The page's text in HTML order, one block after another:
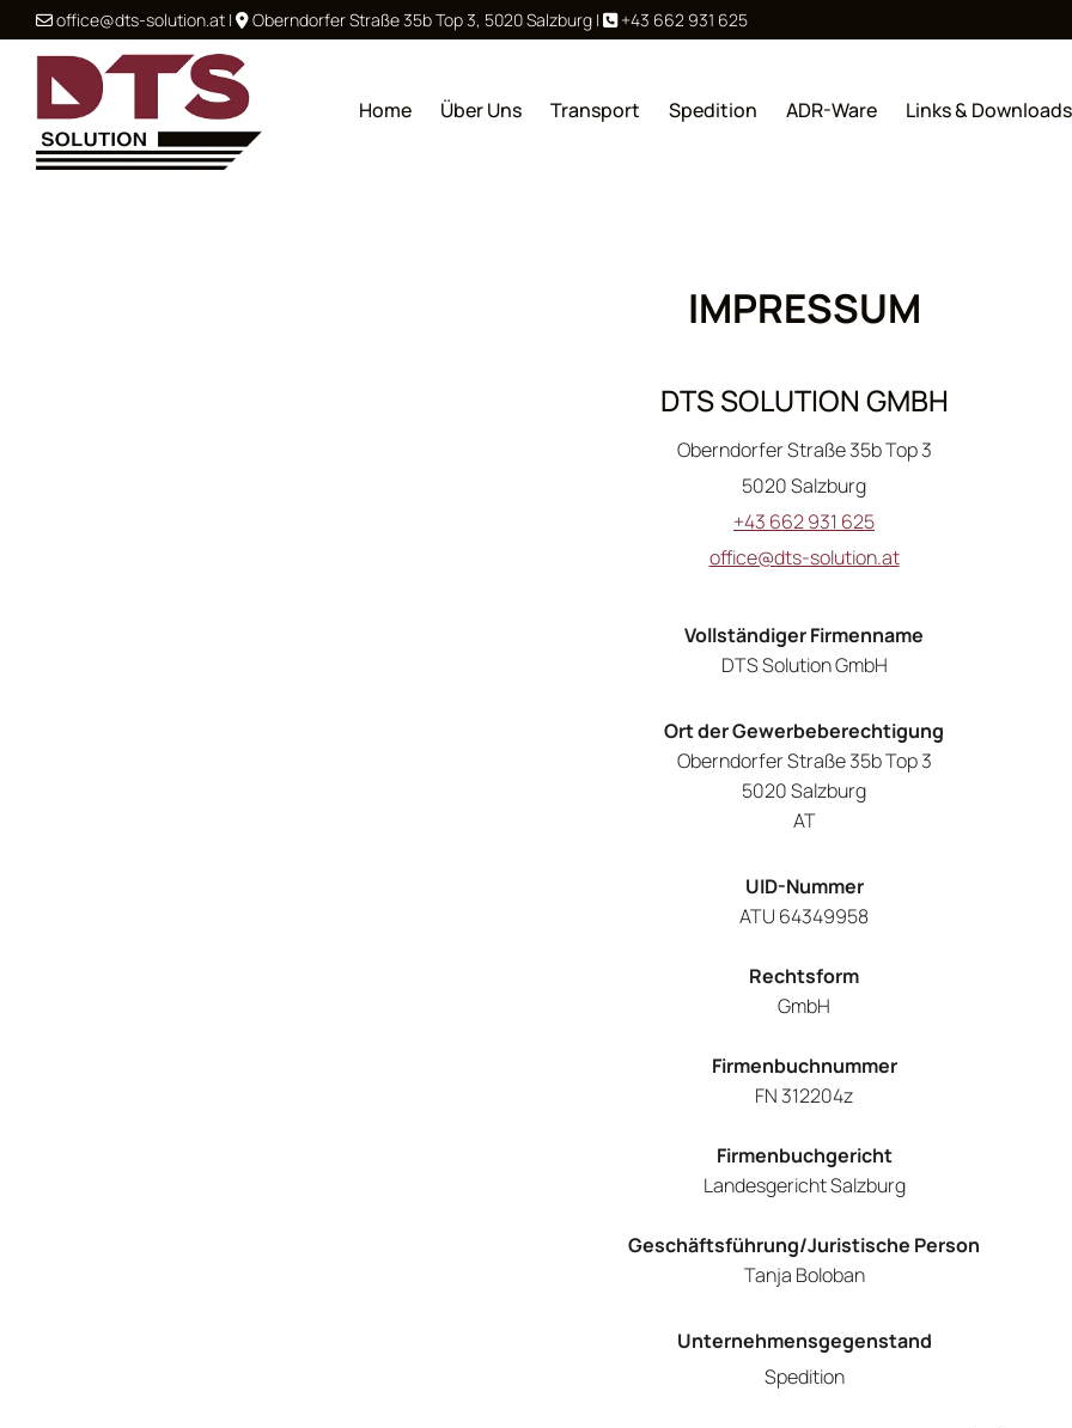
 office@dts-solution.at |  Oberndorfer Straße 35b Top 3, 5020 Salzburg |  +43 662 931 625
Home Über Uns Transport Spedition ADR-Ware Links & Downloads
IMPRESSUM
DTS SOLUTION GMBH
Oberndorfer Straße 35b Top 3
5020 Salzburg
+43 662 931 625
office@dts-solution.at
Vollständiger Firmenname
DTS Solution GmbH
Ort der Gewerbeberechtigung
Oberndorfer Straße 35b Top 3
5020 Salzburg
AT
UID-Nummer
ATU 64349958
Rechtsform
GmbH
Firmenbuchnummer
FN 312204z
Firmenbuchgericht
Landesgericht Salzburg
Geschäftsführung/Juristische Person
Tanja Boloban
Unternehmensgegenstand
Spedition